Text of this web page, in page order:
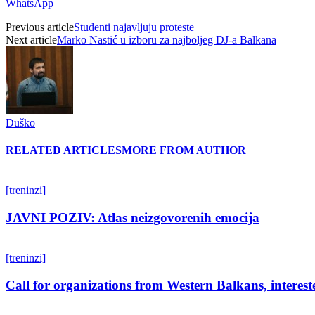
WhatsApp
Previous articleStudenti najavljuju proteste
Next articleMarko Nastić u izboru za najboljeg DJ-a Balkana
Duško
RELATED ARTICLESMORE FROM AUTHOR
[treninzi]
JAVNI POZIV: Atlas neizgovorenih emocija
[treninzi]
Call for organizations from Western Balkans,